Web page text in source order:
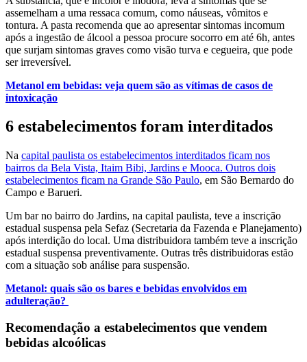
assemelham a uma ressaca comum, como náuseas, vômitos e
tontura. A pasta recomenda que ao apresentar sintomas incomum
após a ingestão de álcool a pessoa procure socorro em até 6h, antes
que surjam sintomas graves como visão turva e cegueira, que pode
ser irreversível.
Metanol em bebidas: veja quem são as vítimas de casos de
intoxicação
6 estabelecimentos foram interditados
Na capital paulista os estabelecimentos interditados ficam nos
bairros da Bela Vista, Itaim Bibi, Jardins e Mooca. Outros dois
estabelecimentos ficam na Grande São Paulo, em São Bernardo do
Campo e Barueri.
Um bar no bairro do Jardins, na capital paulista, teve a inscrição
estadual suspensa pela Sefaz (Secretaria da Fazenda e Planejamento)
após interdição do local. Uma distribuidora também teve a inscrição
estadual suspensa preventivamente. Outras três distribuidoras estão
com a situação sob análise para suspensão.
Metanol: quais são os bares e bebidas envolvidos em
adulteração?
Recomendação a estabelecimentos que vendem
bebidas alcoólicas